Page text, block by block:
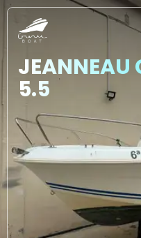
JEANNEAU
5.5